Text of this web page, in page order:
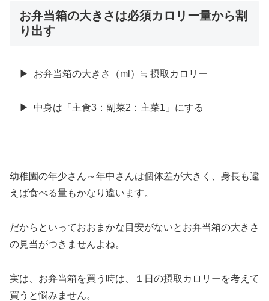
お弁当箱の大きさは必須カロリー量から割
り出す
▶ お弁当箱の大きさ（ml ）≒ 摂取カロリー
▶ 中身は「主食3 ：副菜2 ：主菜1」にする
幼稚園の年少さん～年中さんは個体差が大きく、身長も違
えば食べる量もかなり違います。
だからといっておおまかな目安がないとお弁当箱の大きさ
の見当がつきませんよね。
実は、お弁当箱を買う時は、１日の摂取カロリーを考えて
買うと悩みません。